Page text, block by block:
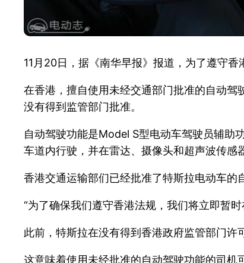
11月20日，据《南华早报》报道，为了遵守
在香港，擅自使用未经交通部门批准的自动
没有得到监管部门批准。
自动驾驶功能是Model S型电动车驾驶员辅助
车道内行驶，并在雷达、摄像头和超声波传感
香港交通运输部们已经批准了特斯拉电动车的
“为了确保我们遵守香港法规，我们将立即暂
此前，特斯拉在没有得到香港政府监管部门许
这意味着使用未经批准的自动驾驶功能的司机